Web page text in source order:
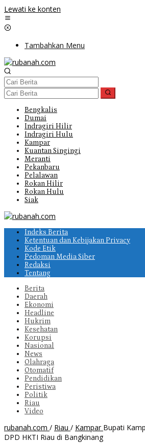
Lewati ke konten
Tambahkan Menu
Bengkalis
Dumai
Indragiri Hilir
Indragiri Hulu
Kampar
Kuantan Singingi
Meranti
Pekanbaru
Pelalawan
Rokan Hilir
Rokan Hulu
Siak
Indeks Berita
Ketentuan dan Kebijakan Privacy
Kode Etik
Pedoman Media Siber
Redaksi
Tentang
Berita
Daerah
Ekonomi
Headline
Hukrim
Kesehatan
Korupsi
Nasional
News
Olahraga
Otomatif
Pendidikan
Peristiwa
Politik
Riau
Video
rubanah.com / Riau / Kampar Bupati
DPD HKTI Riau di Bangkinang